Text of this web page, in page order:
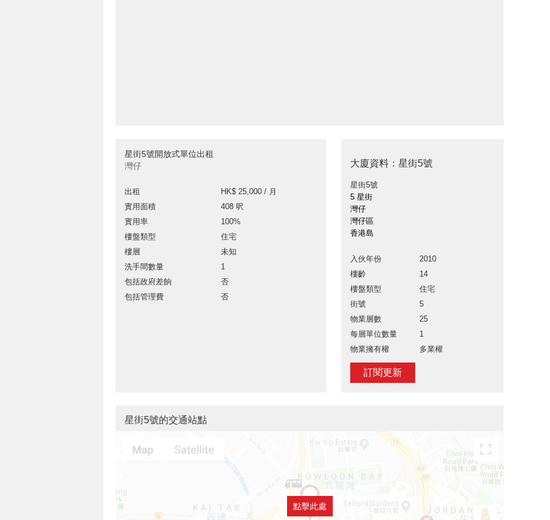
星街5號開放式單位出租
灣仔
出租
HK$ 25,000 / 月
實用面積
408 呎
實用率
100%
樓盤類型
住宅
樓層
未知
洗手間數量
1
包括政府差餉
否
包括管理費
否
大廈資料：星街5號
星街5號
5 星街
灣仔
灣仔區
香港島
入伙年份
2010
樓齡
14
樓盤類型
住宅
街號
5
物業層數
25
每層單位數量
1
物業擁有權
多業權
訂閱更新
星街5號的交通站點
點擊此處